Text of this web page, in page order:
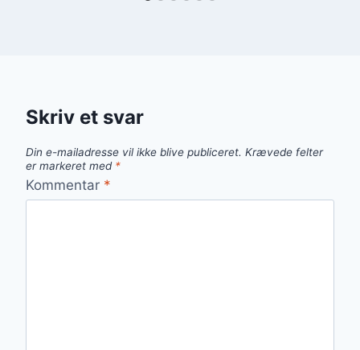
Skriv et svar
Din e-mailadresse vil ikke blive publiceret. Krævede felter
er markeret med *
Kommentar *